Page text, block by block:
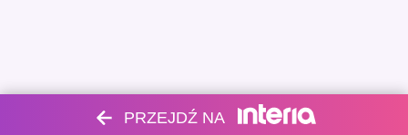
PRZEJDŹ NA